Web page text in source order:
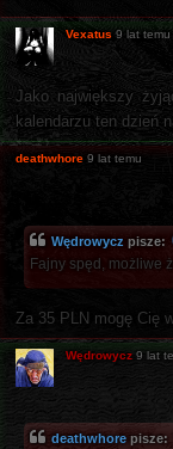
Vexatus 9 lat temu
Jako największy
kalendarzu ten dzień
deathwhore 9 lat temu
Wędrowycz pisze:
Fajny spęd, możliwe
Za 35 PLN mogę Cię
Wędrowycz 9 lat
deathwhore pisze: